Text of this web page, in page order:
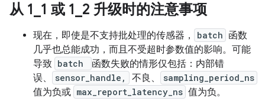
从 1 1 或 1 2 升级时的注意事项
现在，即使是不支持批处理的传感器， batch 函数
几乎也总能成功，而且不受超时参数值的影响。可能
导致 batch
函数失败的情形仅包括：内部错
误、
sensor_handle, 不良、 sampling_period_ns
值为负或 max_report_latency_ns 值为负。